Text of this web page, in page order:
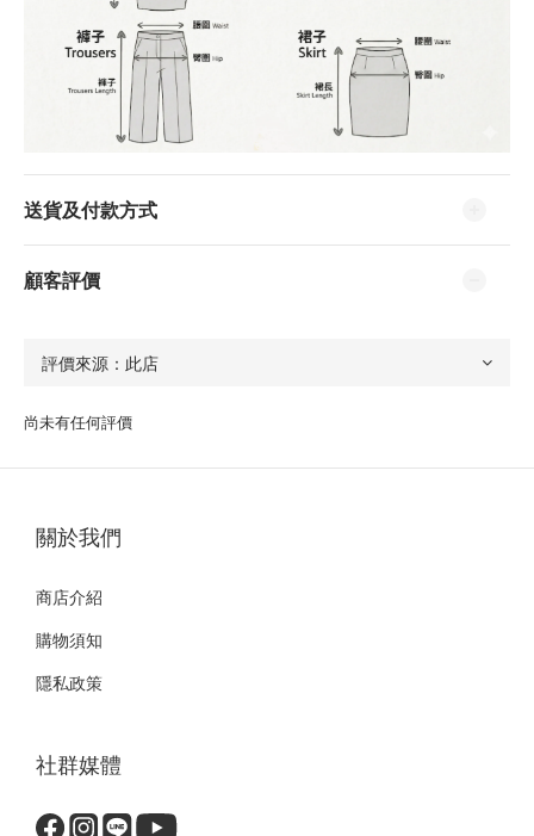
送貨及付款方式
顧客評價
尚未有任何評價
關於我們
商店介紹
購物須知
隱私政策
社群媒體